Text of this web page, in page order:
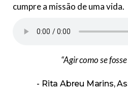
cumpre a missão de uma vida.
“Agir como se
Rita Abreu Marins,